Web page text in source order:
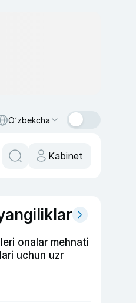
O‘zbekcha
Kabinet
onalar mehnati
uchun uzr